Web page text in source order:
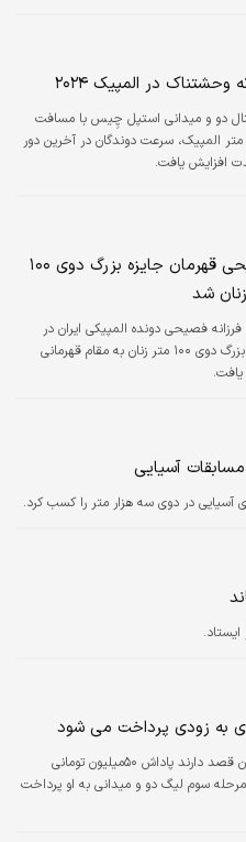
وحشتناک در المپیک ۲۰۲۴
دو و میدانی استپل چِیس با مسافت
۳۰۰۰ متر المپیک، سرعت دوندگان در آخرین دور
افزایش یافت.
فصیحی قهرمان جایزه بزرگ دوی ۱۰۰
شد
فرزانه فصیحی دونده المپیکی ایران در
جایزه بزرگ دوی ۱۰۰ متر زنان به مقام قهرمانی
آسیایی
آسیایی در دوی سه هزار متر را کسب کرد.
مسئولان فدراسیون دو و میدانی کشورمان قصد دارند پاداش ۵۰میلیون تومانی
مرحله سوم لیگ دو و میدانی به او پرداخت